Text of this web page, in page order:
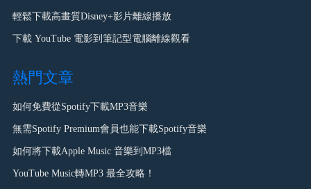
輕鬆下載高畫質Disney+影片離線播放
下載 YouTube 電影到筆記型電腦離線觀看
熱門文章
如何免費從Spotify下載MP3音樂
無需Spotify Premium會員也能下載Spotify音樂
如何將下載Apple Music 音樂到MP3檔
YouTube Music轉MP3 最全攻略！